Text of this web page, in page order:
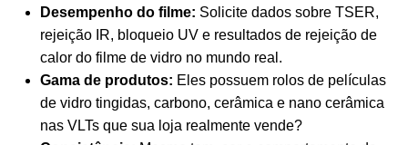
Desempenho do filme: Solicite dados sobre TSER,
rejeição IR, bloqueio UV e resultados de rejeição de
calor do filme de vidro no mundo real.
Gama de produtos: Eles possuem rolos de películas
de vidro tingidas, carbono, cerâmica e nano cerâmica
nas VLTs que sua loja realmente vende?